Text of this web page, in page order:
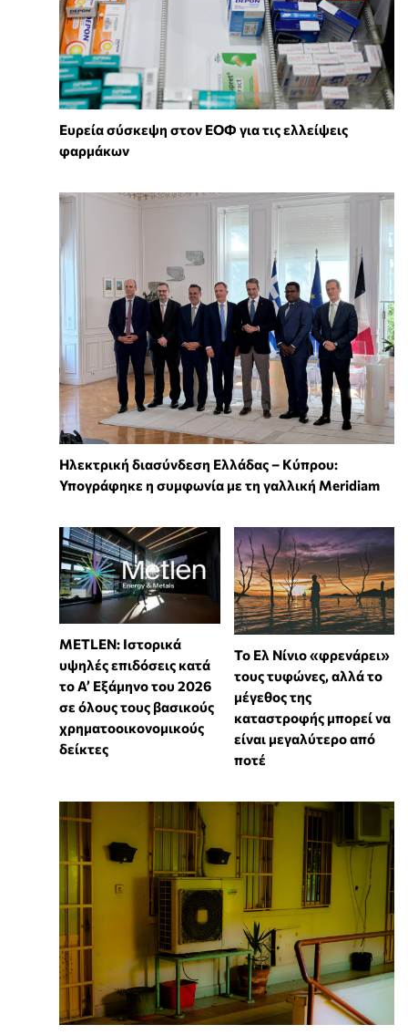
Ευρεία σύσκεψη στον ΕΟΦ για τις ελλείψεις
φαρμάκων
Ηλεκτρική διασύνδεση Ελλάδας – Κύπρου:
Υπογράφηκε η συμφωνία με τη γαλλική Meridiam
METLEN: Ιστορικά
υψηλές επιδόσεις κατά
το Α’ Εξάμηνο του 2026
σε όλους τους βασικούς
χρηματοοικονομικούς
δείκτες
Το Ελ Νίνιο «φρενάρει»
τους τυφώνες, αλλά το
μέγεθος της
καταστροφής μπορεί να
είναι μεγαλύτερο από
ποτέ